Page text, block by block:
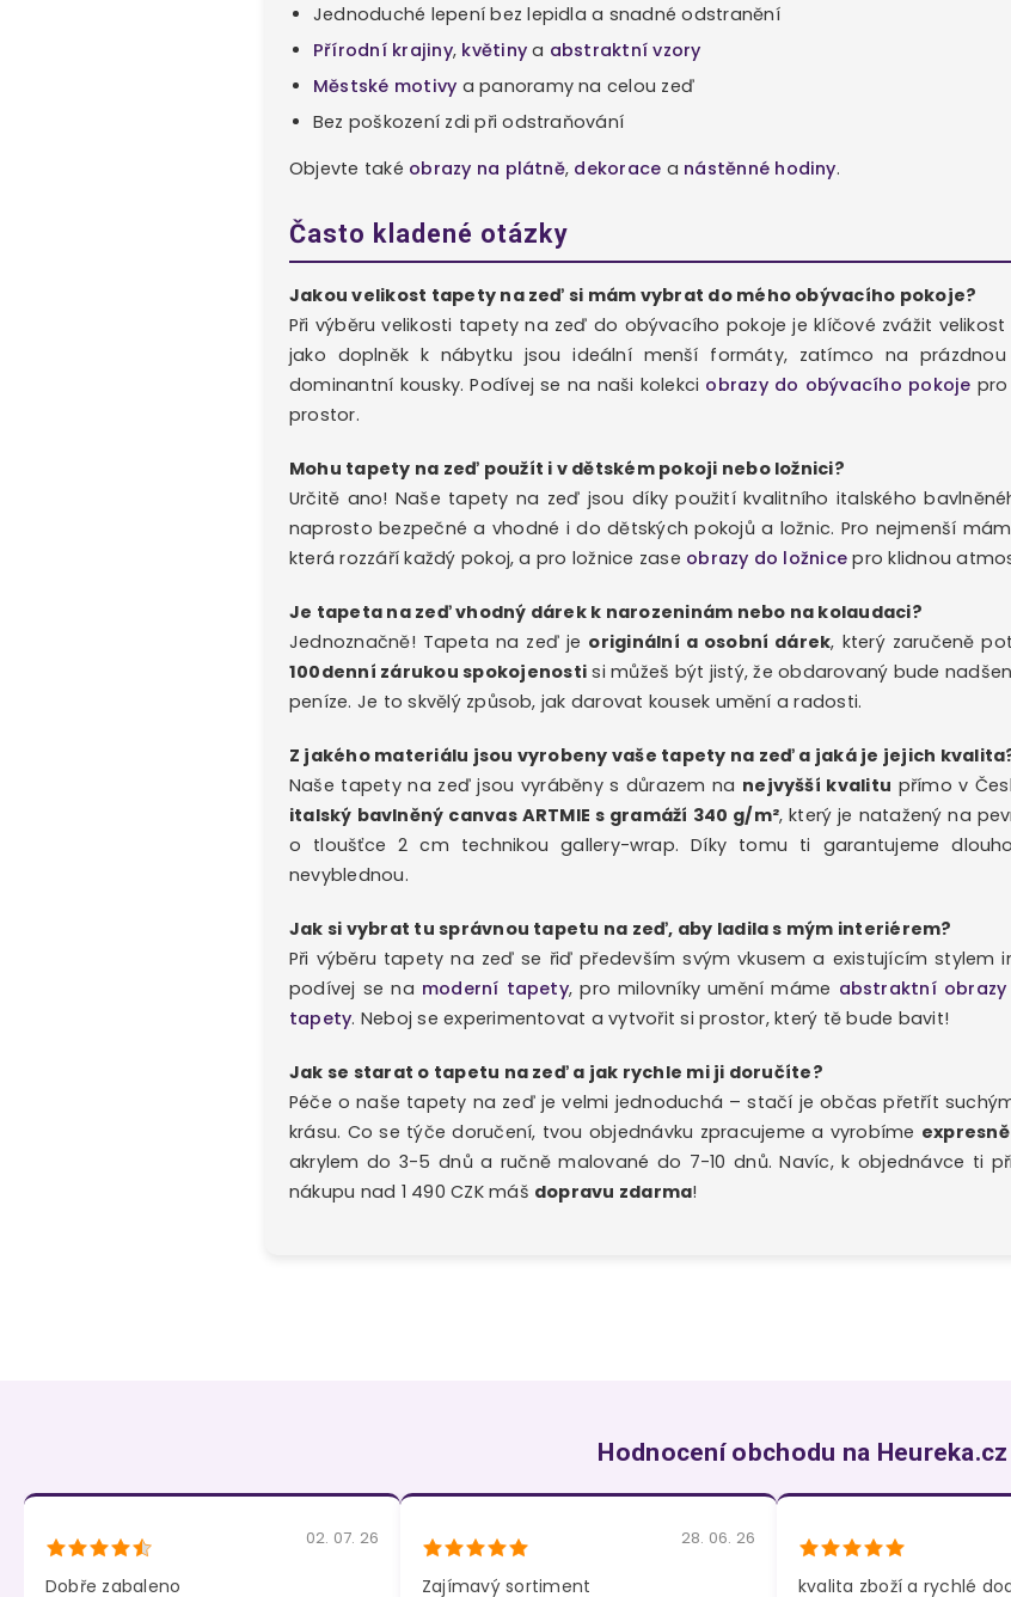
Jednoduché lepení bez lepidla a snadné odstranění
Přírodní krajiny, květiny a abstraktní vzory
Městské motivy a panoramy na celou zeď
Bez poškození zdi při odstraňování
Objevte také obrazy na plátně, dekorace a nástěnné hodiny.
Často kladené otázky
Jakou velikost tapety na zeď si mám vybrat do mého obývacího pokoje?
Při výběru velikosti tapety na zeď do obývacího pokoje je klíčové zvážit
jako doplněk k nábytku jsou ideální menší formáty, zatímco na
dominantní kousky. Podívej se na naši kolekci obrazy do obývacího pokoje
prostor.
Mohu tapety na zeď použít i v dětském pokoji nebo ložnici?
Určitě ano! Naše tapety na zeď jsou díky použití kvalitního italského
naprosto bezpečné a vhodné i do dětských pokojů a ložnic. Pro nejmenší
která rozzáří každý pokoj, a pro ložnice zase obrazy do ložnice pro klidnou
Je tapeta na zeď vhodný dárek k narozeninám nebo na kolaudaci?
Jednoznačně! Tapeta na zeď je originální a osobní dárek, který zaručeně
100denní zárukou spokojenosti si můžeš být jistý, že obdarovaný bude
peníze. Je to skvělý způsob, jak darovat kousek umění a radosti.
Z jakého materiálu jsou vyrobeny vaše tapety na zeď a jaká je jejich
Naše tapety na zeď jsou vyráběny s důrazem na nejvyšší kvalitu přímo v
italský bavlněný canvas ARTMIE s gramáží 340 g/m², který je natažený na
o tloušťce 2 cm technikou gallery-wrap. Díky tomu ti garantujeme
nevyblednou.
Jak si vybrat tu správnou tapetu na zeď, aby ladila s mým interiérem?
Při výběru tapety na zeď se řiď především svým vkusem a existujícím stylem
podívej se na moderní tapety, pro milovníky umění máme abstraktní obrazy
tapety. Neboj se experimentovat a vytvořit si prostor, který tě bude bavit!
Jak se starat o tapetu na zeď a jak rychle mi ji doručíte?
Péče o naše tapety na zeď je velmi jednoduchá – stačí je občas přetřít
krásu. Co se týče doručení, tvou objednávku zpracujeme a vyrobíme
akrylem do 3-5 dnů a ručně malované do 7-10 dnů. Navíc, k objednávce ti
nákupu nad 1 490 CZK máš dopravu zdarma!
Hodnocení obchodu na Heureka.cz
02. 07. 26
Dobře zabaleno
28. 06. 26
Zajímavý sortiment kvalita zboží a rychlé